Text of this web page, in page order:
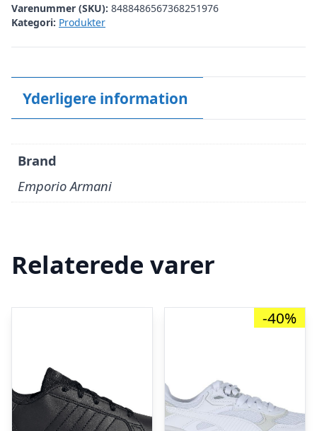
Varenummer (SKU): 8488486567368251976
Kategori: Produkter
Yderligere information
Brand
Emporio Armani
Relaterede varer
-40%